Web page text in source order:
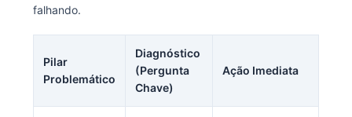
falhando.
Pilar
Problemático
Diagnóstico
(Pergunta
Chave)
Ação Imediata